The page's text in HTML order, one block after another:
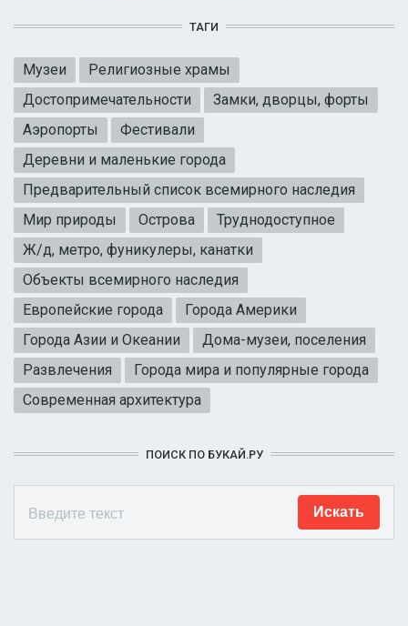
ТАГИ
Музеи
Религиозные храмы
Достопримечательности
Замки, дворцы, форты
Аэропорты
Фестивали
Деревни и маленькие города
Предварительный список всемирного наследия
Мир природы
Острова
Труднодоступное
Ж/д, метро, фуникулеры, канатки
Объекты всемирного наследия
Европейские города
Города Америки
Города Азии и Океании
Дома-музеи, поселения
Развлечения
Города мира и популярные города
Современная архитектура
ПОИСК ПО БУКАЙ.РУ